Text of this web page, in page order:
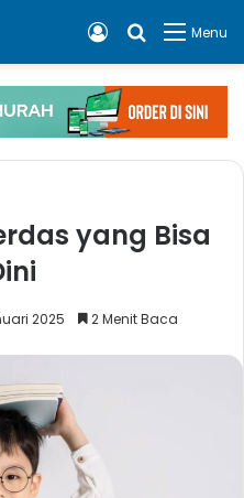
Menu
Cari apa,
Log In
yang Bisa
2025 2 Menit Baca